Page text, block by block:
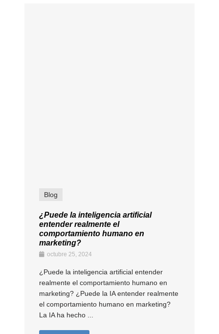
Blog
¿Puede la inteligencia artificial
entender realmente el
comportamiento humano en
marketing?
octubre 25, 2024
¿Puede la inteligencia artificial entender
realmente el comportamiento humano en
marketing? ¿Puede la IA entender realmente
el comportamiento humano en marketing?
La IA ha hecho ...